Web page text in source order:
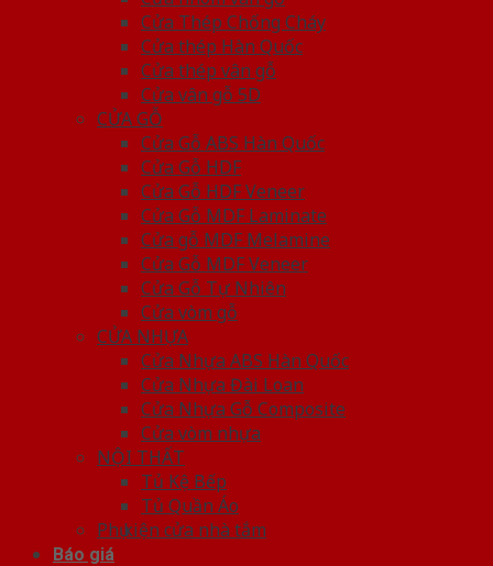
Cửa Thép Chống Cháy
Cửa thép Hàn Quốc
Cửa thép vân gỗ
Cửa vân gỗ 5D
CỬA GỖ
Cửa Gỗ ABS Hàn Quốc
Cửa Gỗ HDF
Cửa Gỗ HDF Veneer
Cửa Gỗ MDF Laminate
Cửa gỗ MDF Melamine
Cửa Gỗ MDF Veneer
Cửa Gỗ Tự Nhiên
Cửa vòm gỗ
CỬA NHỰA
Cửa Nhựa ABS Hàn Quốc
Cửa Nhựa Đài Loan
Cửa Nhựa Gỗ Composite
Cửa vòm nhựa
NỘI THẤT
Tủ Kệ Bếp
Tủ Quần Áo
Phụ kiện cửa nhà tắm
Báo giá